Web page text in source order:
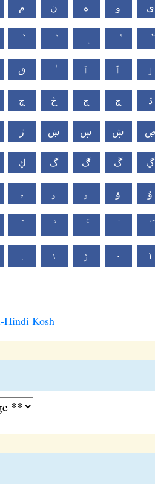
م ن ه و ى
ٯ ٱ ٲ ٳ
ڄ څ چ ڇ ڈ
ڙ ښ ڛ ڜ ڝ
ڮ گ ڰ ڱ ڲ
ۃ ۄ ۅ ۆ ۇ
ۮ ۯ ۰ ۱
Hindi Kosh